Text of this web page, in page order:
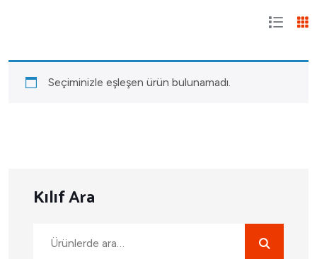
Seçiminizle eşleşen ürün bulunamadı.
Kılıf Ara